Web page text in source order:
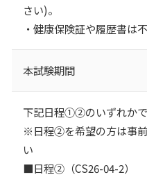
さい)。
・健康保険証や履歴書は不
本試験期間
下記日程①②のいずれか
※日程②を希望の方は事
い
■日程②（CS26-04-2）